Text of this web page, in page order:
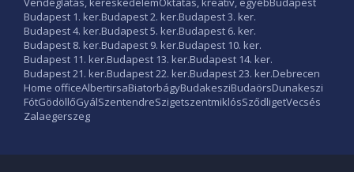
Budapest 1. ker.Budapest 2. ker.Budapest 3. ker.
Budapest 4. ker.Budapest 5. ker.Budapest 6. ker.
Budapest 8. ker.Budapest 9. ker.Budapest 10. ker.
Budapest 11. ker.Budapest 13. ker.Budapest 14. ker.
Budapest 21. ker.Budapest 22. ker.Budapest 23. ker.Debrecen
Home officeAlbertirsaBiatorbágyBudakesziBudaörsDunakeszi
FótGödöllőGyálSzentendreSzigetszentmiklósSződligetVecsés
Zalaegerszeg